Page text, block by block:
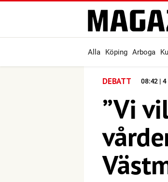
Alla Köping Arboga
DEBATT 08:42 | 4
”Vi